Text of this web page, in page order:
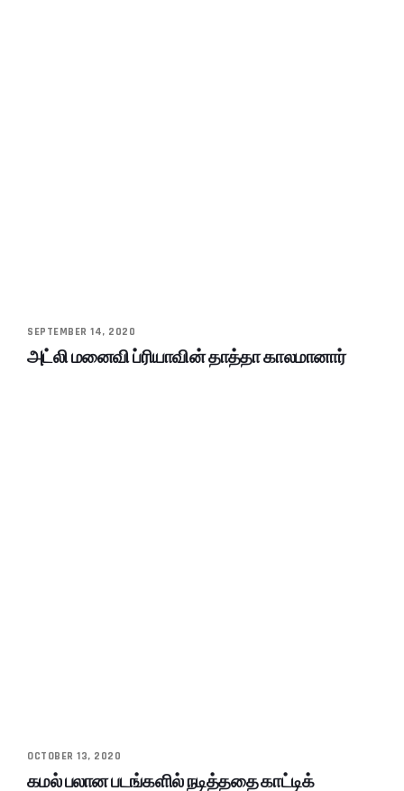
SEPTEMBER 14, 2020
அட்லி மனைவி ப்ரியாவின் தாத்தா காலமானார்
OCTOBER 13, 2020
கமல் பலான படங்களில் நடித்ததை காட்டிக்